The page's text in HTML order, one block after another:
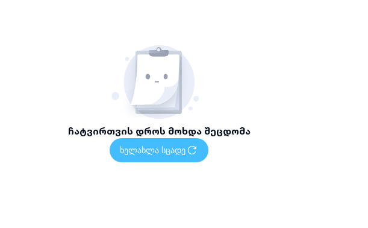
ჩატვირთვის დროს მოხდა შეცდომა
ხელახლა სცადე